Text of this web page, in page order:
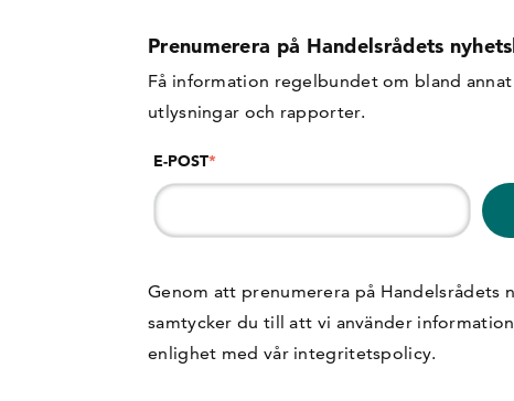
Prenumerera på Handelsrådets
Få information regelbundet om bland
utlysningar och rapporter.
E-POST*
Genom att prenumerera på Handelsrådets
samtycker du till att vi använder
enlighet med vår integritetspolicy.